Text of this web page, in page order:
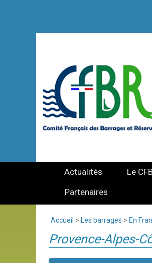
Actualités Le
Partenaires
Accueil > Les barrages > En
Provence-Alpes-